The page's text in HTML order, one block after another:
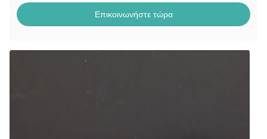
Επικοινωνήστε τώρα